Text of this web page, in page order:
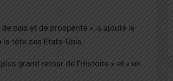
paix et de prospérité », a ajouté le
tête des Etats-Unis.
grand retour de l’Histoire » et « un